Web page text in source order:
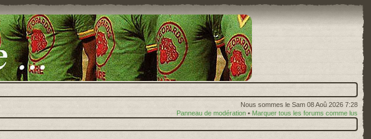
Nous sommes le Sam 08 Aoû 2026 7:28
Panneau de modération • Marquer tous les forums comme lus